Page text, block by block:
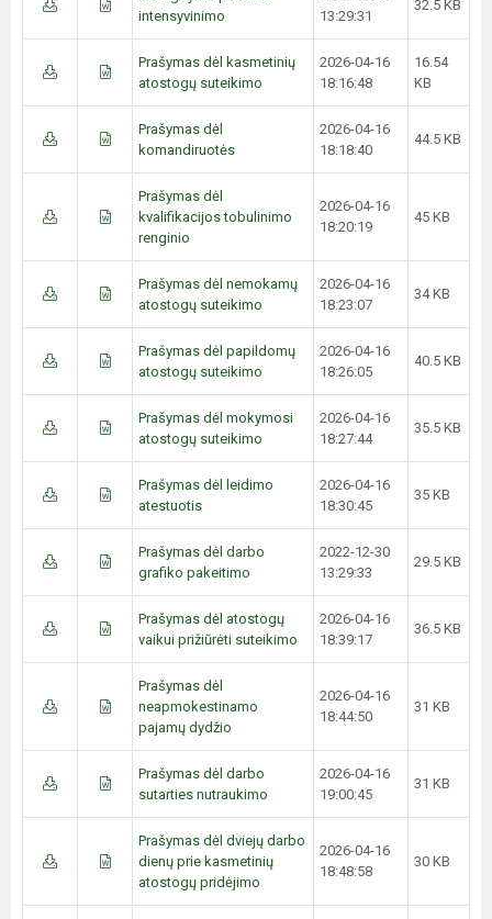
intensyvinimo
13:29:31
32.5 KB
Prašymas dėl kasmetinių
atostogų suteikimo
2026-04-16
18:16:48
16.54
KB
Prašymas dėl
komandiruotės
2026-04-16
18:18:40
44.5 KB
Prašymas dėl
kvalifikacijos tobulinimo
renginio
2026-04-16
18:20:19
45 KB
Prašymas dėl nemokamų
atostogų suteikimo
2026-04-16
18:23:07
34 KB
Prašymas dėl papildomų
atostogų suteikimo
2026-04-16
18:26:05
40.5 KB
Prašymas dėl mokymosi
atostogų suteikimo
2026-04-16
18:27:44
35.5 KB
Prašymas dėl leidimo
atestuotis
2026-04-16
18:30:45
35 KB
Prašymas dėl darbo
grafiko pakeitimo
2022-12-30
13:29:33
29.5 KB
Prašymas dėl atostogų
vaikui prižiūrėti suteikimo
2026-04-16
18:39:17
36.5 KB
Prašymas dėl
neapmokestinamo
pajamų dydžio
2026-04-16
18:44:50
31 KB
Prašymas dėl darbo
sutarties nutraukimo
2026-04-16
19:00:45
31 KB
Prašymas dėl dviejų darbo
dienų prie kasmetinių
atostogų pridėjimo
2026-04-16
18:48:58
30 KB